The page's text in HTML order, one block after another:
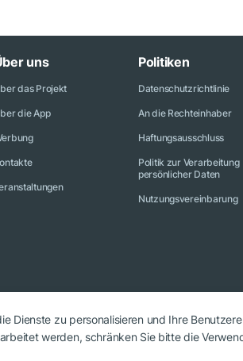
uns
das Projekt
die App
Politiken
Datenschutzrichtlinie
An die Rechteinhaber
Haftungsausschluss
Politik zur Verarbeitung
persönlicher Daten
Nutzungsvereinbarung
verwiesen werden.
Dienste zu personalisieren und Ihre
werden, schränken Sie bitte die